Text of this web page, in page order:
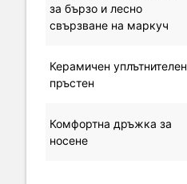
за бързо и лесно
свързване на маркуч
Керамичен уплътнителен
пръстен
Комфортна дръжка за
носене